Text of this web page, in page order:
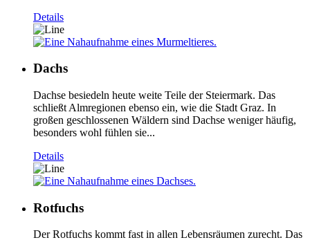
Details
Dachs
Dachse besiedeln heute weite Teile der Steiermark. Das
schließt Almregionen ebenso ein, wie die Stadt Graz. In
großen geschlossenen Wäldern sind Dachse weniger häufig,
besonders wohl fühlen sie...
Details
Rotfuchs
Der Rotfuchs kommt fast in allen Lebensräumen zurecht. Das